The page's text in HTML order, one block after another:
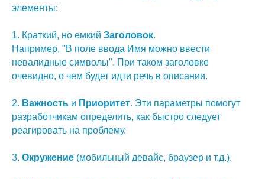
элементы:
1. Краткий, но емкий Заголовок.
Например, "В поле ввода Имя можно ввести
невалидные символы". При таком заголовке
очевидно, о чем будет идти речь в описании.
2. Важность и Приоритет. Эти параметры помогут
разработчикам определить, как быстро следует
реагировать на проблему.
3. Окружение (мобильный девайс, браузер и т.д.).